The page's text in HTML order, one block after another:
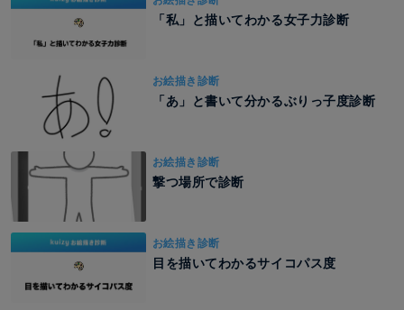
「私」と描いてわかる女子力診断
お絵描き診断
「あ」と書いて分かるぶりっ子度診断
お絵描き診断
撃つ場所で診断
お絵描き診断
目を描いてわかるサイコパス度